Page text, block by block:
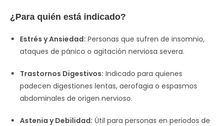
¿Para quién está indicado?
Estrés y Ansiedad: Personas que sufren de insomnio,
ataques de pánico o agitación nerviosa severa.
Trastornos Digestivos: Indicado para quienes
padecen digestiones lentas, aerofagia o espasmos
abdominales de origen nervioso.
Astenia y Debilidad: Útil para personas en periodos de